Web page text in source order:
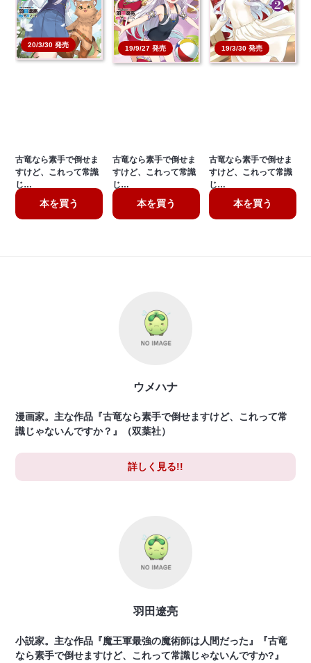
20/3/30 発売
古竜なら素手で倒せま
すけど、これって常識
じ…
本を買う
19/9/27 発売
古竜なら素手で倒せま
すけど、これって常識
じ…
本を買う
19/3/30 発売
古竜なら素手で倒せま
すけど、これって常識
じ…
本を買う
ウメハナ
漫画家。主な作品『古竜なら素手で倒せますけど、これって常
識じゃないんですか？』（双葉社）
詳しく見る!!
羽田遼亮
小説家。主な作品『魔王軍最強の魔術師は人間だった』『古竜
なら素手で倒せますけど、これって常識じゃないんですか?』